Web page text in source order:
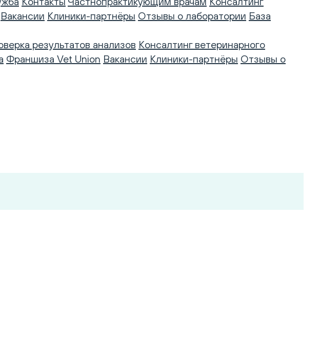
Вакансии Клиники-партнёры Отзывы о лаборатории База
результатов анализов Консалтинг ветеринарного
Франшиза Vet Union Вакансии Клиники-партнёры Отзывы о